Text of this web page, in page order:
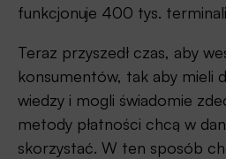
funkcjonuje 400 tys.
Teraz przyszedł czas, aby
konsumentów, tak aby mieli
wiedzy i mogli świadomie
metody płatności chcą w
skorzystać. W ten sposób